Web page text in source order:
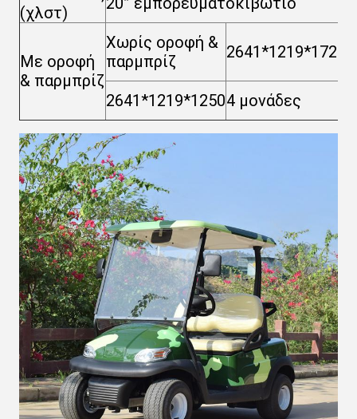
(χλστ)
Με οροφή
& παρμπρίζ
Χωρίς οροφή &
παρμπρίζ
2641*1219*1727
2641*1219*12504 μονάδες